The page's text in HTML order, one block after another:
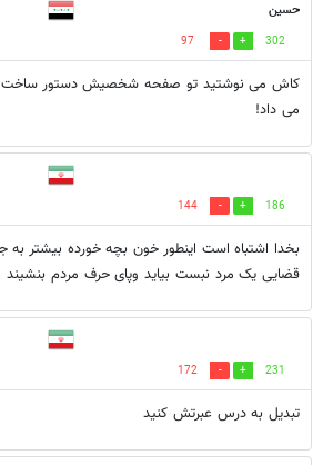
حسین
302
97
کاش می نوشتید تو صفحه شخصیش دستور ساخت
می داد!
186
144
بخدا اشتباه است اینطور خون بچه خورده بیشتر به
قضایی یک مرد نبست بیاید وپای حرف مردم بنشیند
231
172
تبدیل به درس عبرتش کنید